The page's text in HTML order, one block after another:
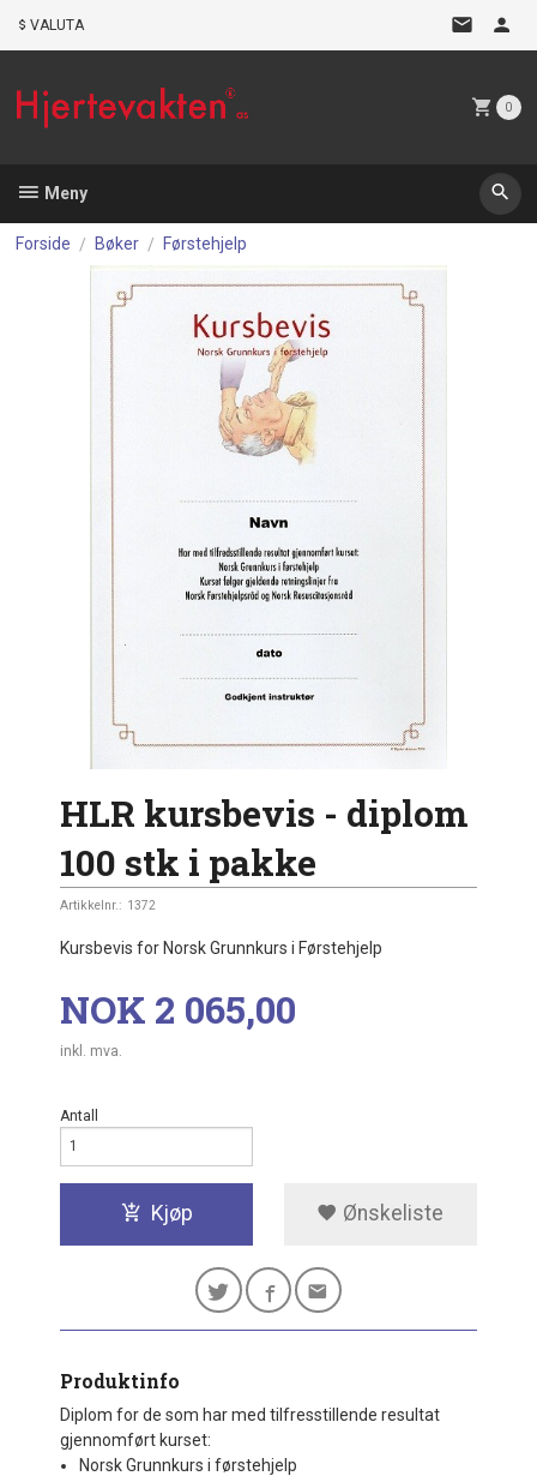
VALUTA
0
Meny
Forside Bøker Førstehjelp
HLR kursbevis - diplom
100 stk i pakke
Artikkelnr.: 1372
Kursbevis for Norsk Grunnkurs i Førstehjelp
Pris
NOK 2 065,00
inkl. mva.
Antall
Kjøp Ønskeliste
Produktinfo
Diplom for de som har med tilfresstillende resultat
gjennomført kurset:
Norsk Grunnkurs i førstehjelp